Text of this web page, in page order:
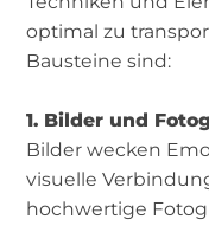
optimal zu
Bausteine sind:
1. Bilder und
Bilder wecken
visuelle
hochwertige